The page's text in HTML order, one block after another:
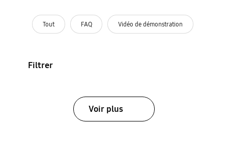
Tout FAQ Vidéo de démonstration
Filtrer
Voir plus